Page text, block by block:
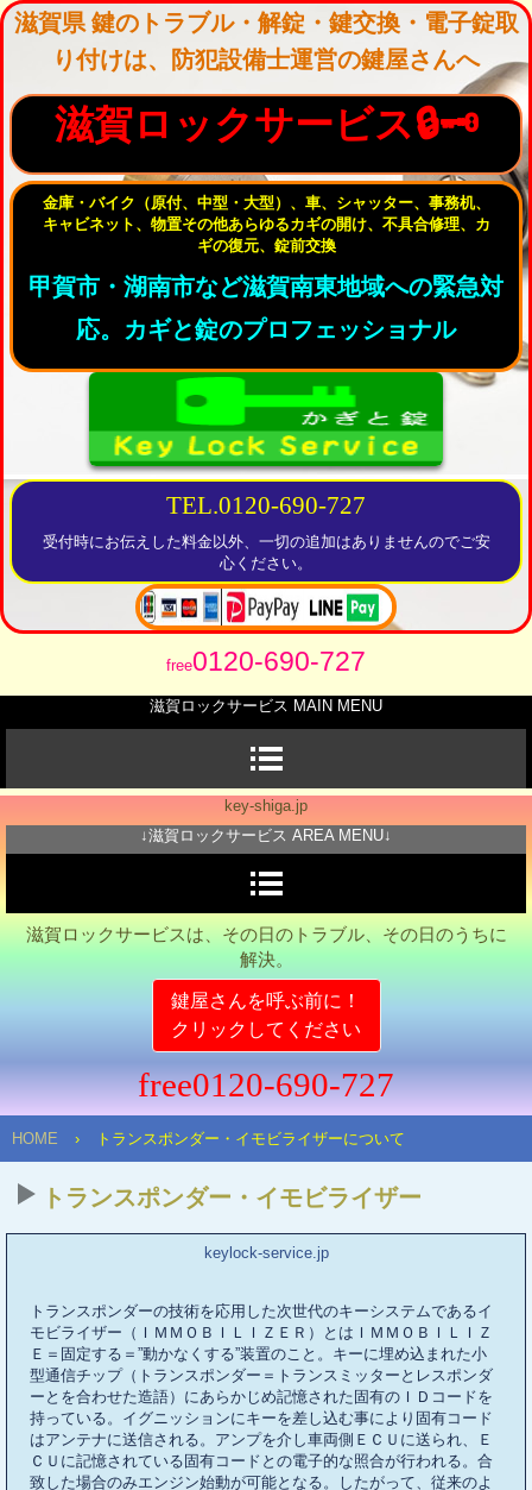
滋賀県 鍵のトラブル・解錠・鍵交換・電子錠取
り付けは、防犯設備士運営の鍵屋さんへ
滋賀ロックサービス🔒🗝
金庫・バイク（原付、中型・大型）、車、シャッター、事務机、
キャビネット、物置その他あらゆるカギの開け、不具合修理、カ
ギの復元、錠前交換
甲賀市・湖南市など滋賀南東地域への緊急対
応。カギと錠のプロフェッショナル
TEL.0120-690-727
受付時にお伝えした料金以外、一切の追加はありませんのでご安
心ください。
free0120-690-727
滋賀ロックサービス MAIN MENU
key-shiga.jp
↓滋賀ロックサービス AREA MENU↓
滋賀ロックサービスは、その日のトラブル、その日のうちに
解決。
鍵屋さんを呼ぶ前に！
クリックしてください
free0120-690-727
HOME › トランスポンダー・イモビライザーについて
トランスポンダー・イモビライザー
keylock-service.jp
トランスポンダーの技術を応用した次世代のキーシステムであるイ
モビライザー（ＩＭＭＯＢＩＬＩＺＥＲ）とはＩＭＭＯＢＩＬＩＺ
Ｅ＝固定する＝”動かなくする”装置のこと。キーに埋め込まれた小
型通信チップ（トランスポンダー＝トランスミッターとレスポンダ
ーとを合わせた造語）にあらかじめ記憶された固有のＩＤコードを
持っている。イグニッションにキーを差し込む事により固有コード
はアンテナに送信される。アンプを介し車両側ＥＣＵに送られ、Ｅ
ＣＵに記憶されている固有コードとの電子的な照合が行われる。合
致した場合のみエンジン始動が可能となる。したがって、従来のよ